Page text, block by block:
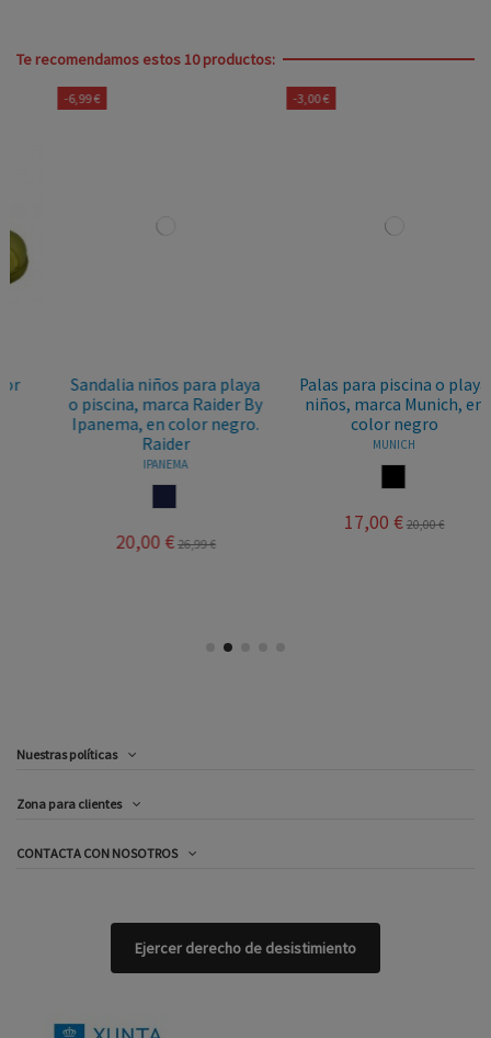
Te recomendamos estos 10 productos:
-6,99 €
Sandalia niños para playa
o piscina, marca Raider By
Ipanema, en color negro.
Raider
IPANEMA
20,00 € 26,99 €
-3,00 €
Palas para piscina o playa
niños, marca Munich, en
color negro
MUNICH
17,00 € 20,00 €
Nuestras políticas
Zona para clientes
CONTACTA CON NOSOTROS
Ejercer derecho de desistimiento